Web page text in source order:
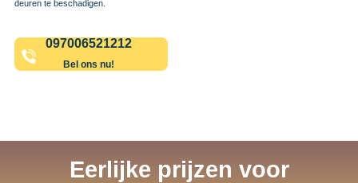
deuren te beschadigen.
097006521212
Bel ons nu!
Eerlijke prijzen voor